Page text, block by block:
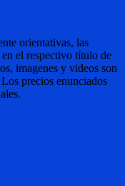
orientativas, las
en el respectivo título de
imagenes y videos son
precios enunciados